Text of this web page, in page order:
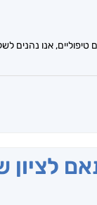
אנו נהנים